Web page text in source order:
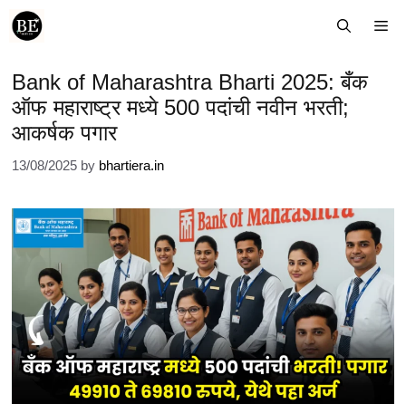
Skip
Bank of Maharashtra Bharti 2025: बँक
ऑफ महाराष्ट्र मध्ये 500 पदांची नवीन भरती;
आकर्षक पगार
13/08/2025 by bhartiera.in